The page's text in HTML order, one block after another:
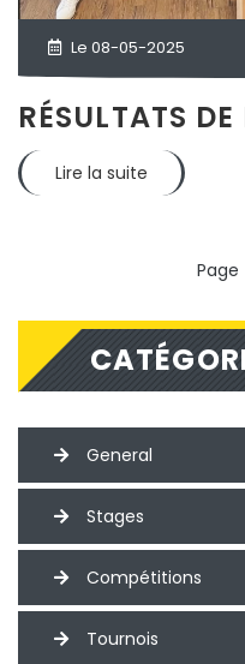
Le 08-05-2025
RÉSULTATS
Lire la suite
Page
General
Stages
Compétitions
Tournois